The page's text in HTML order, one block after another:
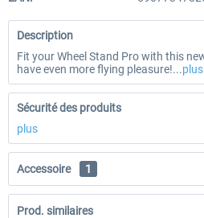
Description
Fit your Wheel Stand Pro with this
have even more flying pleasure!...plus
Sécurité des produits
plus
Accessoire 1
Prod. similaires